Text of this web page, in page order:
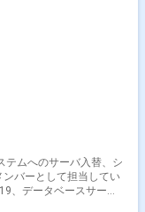
テムへのサーバ入替、シ
バーとして担当してい
、データベースサーバ